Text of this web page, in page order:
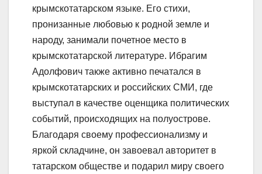
крымскотатарском языке. Его стихи,
пронизанные любовью к родной земле и
народу, занимали почетное место в
крымскотатарской литературе. Ибрагим
Адолфович также активно печатался в
крымскотатарских и российских СМИ, где
выступал в качестве оценщика политических
событий, происходящих на полуострове.
Благодаря своему профессионализму и
яркой складчине, он завоевал авторитет в
татарском обществе и подарил миру своего